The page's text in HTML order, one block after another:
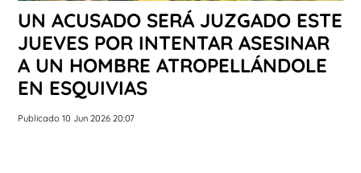
UN ACUSADO SERÁ JUZGADO ESTE
JUEVES POR INTENTAR ASESINAR
A UN HOMBRE ATROPELLÁNDOLE
EN ESQUIVIAS
Publicado 10 Jun 2026 20:07